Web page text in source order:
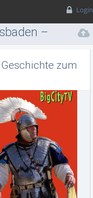
Login
–
zum